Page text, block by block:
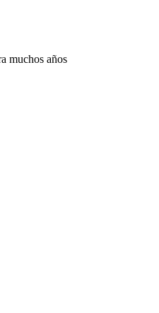
muchos años